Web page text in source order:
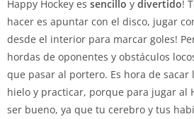
Happy Hockey es sencillo y divertido!
hacer es apuntar con el disco, jugar
desde el interior para marcar goles!
hordas de oponentes y obstáculos
que pasar al portero. Es hora de
hielo y practicar, porque para jugar al
ser bueno, ya que tu cerebro y tus